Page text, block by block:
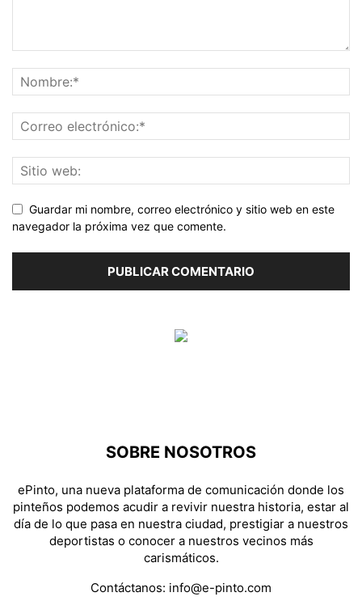
Guardar mi nombre, correo electrónico y sitio web en este
navegador la próxima vez que comente.
SOBRE NOSOTROS
ePinto, una nueva plataforma de comunicación donde los
pinteños podemos acudir a revivir nuestra historia, estar al
día de lo que pasa en nuestra ciudad, prestigiar a nuestros
deportistas o conocer a nuestros vecinos más
carismáticos.
Contáctanos: info@e-pinto.com